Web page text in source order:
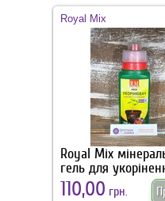
ветвлению.
Royal Mix
Royal Mix
гель для
110,00 грн.